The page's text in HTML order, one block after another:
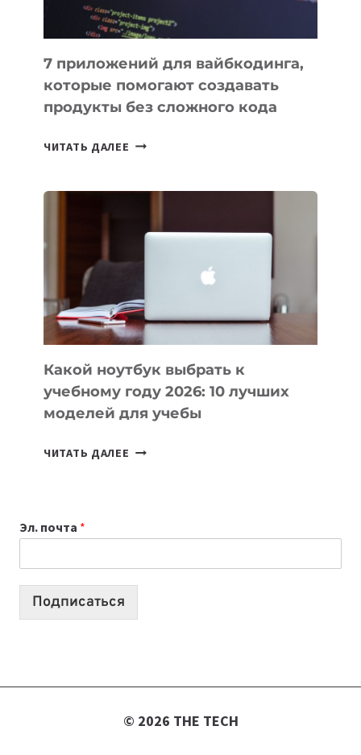
7 приложений для вайбкодинга,
которые помогают создавать
продукты без сложного кода
ЧИТАТЬ ДАЛЕЕ 7
ПОМОГАЮТ
СОЗДАВАТЬ
БЕЗ
СЛОЖНОГО
КОДА
Какой ноутбук выбрать к
учебному году 2026: 10 лучших
моделей для учебы
ЧИТАТЬ ДАЛЕЕ КАКОЙ
2026:
10
Эл. почта *
Подписаться
© 2026 THE TECH